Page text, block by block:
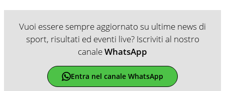
Vuoi essere sempre aggiornato su ultime news di
sport, risultati ed eventi live? Iscriviti al nostro
canaleWhatsApp
Entra nel canale WhatsApp